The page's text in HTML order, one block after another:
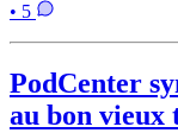
• 5
PodCenter
au bon vieux